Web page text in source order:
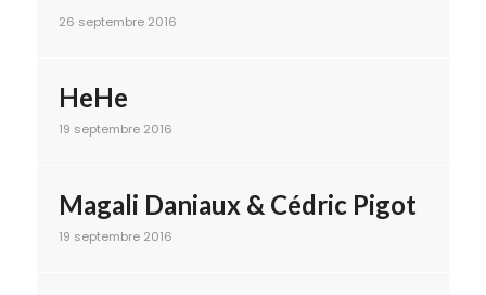
26 septembre 2016
HeHe
19 septembre 2016
Magali Daniaux & Cédric Pigot
19 septembre 2016